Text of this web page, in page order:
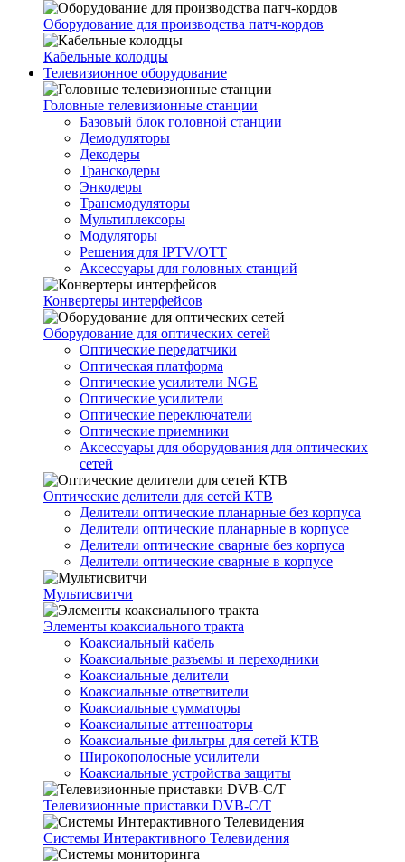
Оборудование для производства патч-кордов
Кабельные колодцы
Телевизионное оборудование
Головные телевизионные станции
Базовый блок головной станции
Демодуляторы
Декодеры
Транскодеры
Энкодеры
Трансмодуляторы
Мультиплексоры
Модуляторы
Решения для IPTV/OTT
Аксессуары для головных станций
Конвертеры интерфейсов
Оборудование для оптических сетей
Оптические передатчики
Оптическая платформа
Оптические усилители NGE
Оптические усилители
Оптические переключатели
Оптические приемники
Аксессуары для оборудования для оптических
сетей
Оптические делители для сетей КТВ
Делители оптические планарные без корпуса
Делители оптические планарные в корпусе
Делители оптические сварные без корпуса
Делители оптические сварные в корпусе
Мультисвитчи
Элементы коаксиального тракта
Коаксиальный кабель
Коаксиальные разъемы и переходники
Коаксиальные делители
Коаксиальные ответвители
Коаксиальные сумматоры
Коаксиальные аттенюаторы
Коаксиальные фильтры для сетей КТВ
Широкополосные усилители
Коаксиальные устройства защиты
Телевизионные приставки DVB-C/T
Системы Интерактивного Телевидения